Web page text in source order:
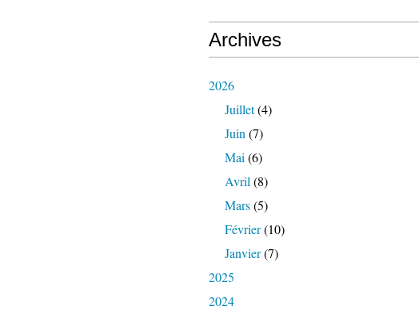
Archives
2026
Juillet(4)
Juin (7)
Mai (6)
Avril (8)
Mars(5)
Février(10)
Janvier(7)
2025
2024